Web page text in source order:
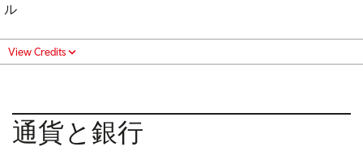
ル
View Credits
通貨と銀行